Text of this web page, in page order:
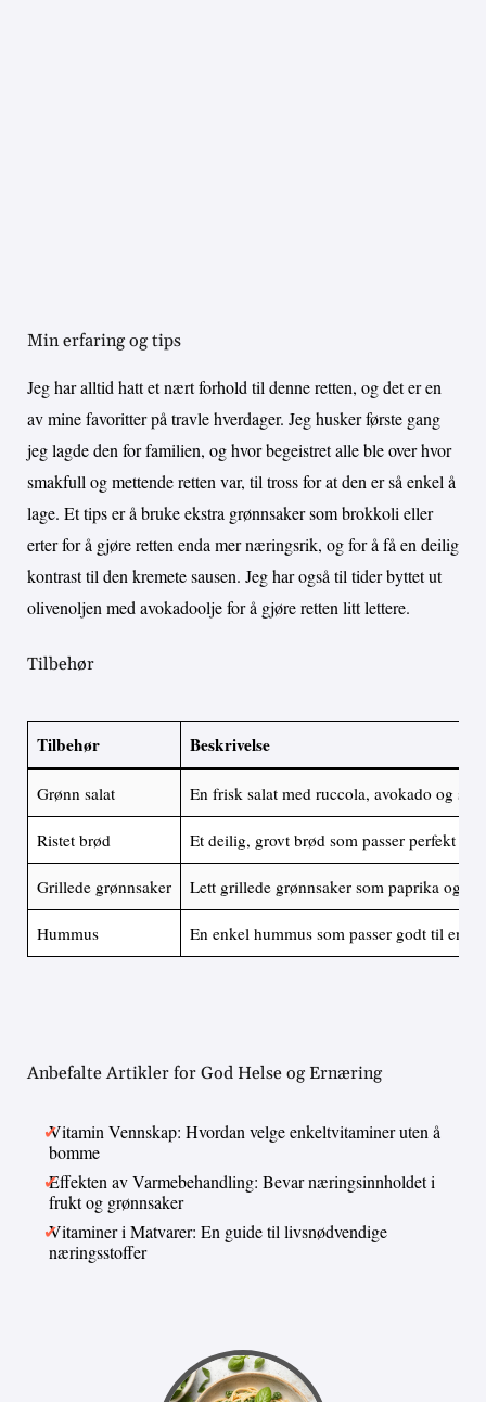
Min erfaring og tips
Jeg har alltid hatt et nært forhold til denne retten, og det er en
av mine favoritter på travle hverdager. Jeg husker første gang
jeg lagde den for familien, og hvor begeistret alle ble over hvor
smakfull og mettende retten var, til tross for at den er så enkel å
lage. Et tips er å bruke ekstra grønnsaker som brokkoli eller
erter for å gjøre retten enda mer næringsrik, og for å få en deilig
kontrast til den kremete sausen. Jeg har også til tider byttet ut
olivenoljen med avokadoolje for å gjøre retten litt lettere.
Tilbehør
Tilbehør Beskrivelse
Grønn salat En frisk salat med ruccola, avokado og
Ristet brød Et deilig, grovt brød som passer perfekt til
Grillede grønnsaker Lett grillede grønnsaker som paprika og
Hummus En enkel hummus som passer godt til en
Anbefalte Artikler for God Helse og Ernæring
Vitamin Vennskap: Hvordan velge enkeltvitaminer uten å
bomme
Effekten av Varmebehandling: Bevar næringsinnholdet i
frukt og grønnsaker
Vitaminer i Matvarer: En guide til livsnødvendige
næringsstoffer